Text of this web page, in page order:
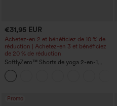
€31,95 EUR
Achetez-en 2 et bénéficiez de 10 % de
réduction | Achetez-en 3 et bénéficiez
de 20 % de réduction
SoftlyZero™ Shorts de yoga 2-en-1
InstantCool, super taille haute, aérés, 5''
avec poches — longueur allongée
Promo